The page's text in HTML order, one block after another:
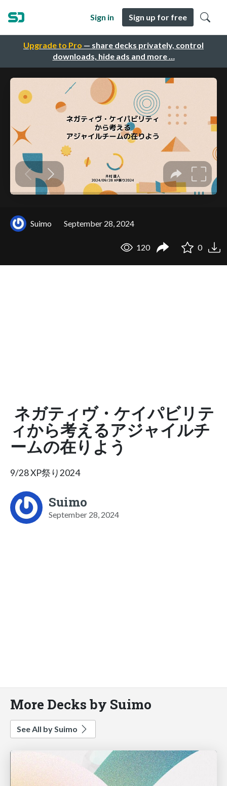
Upgrade to Pro — share decks privately, control
downloads, hide ads and more …
Sign in Sign up for free
Suimo September 28, 2024
120 0
ネガティヴ・ケイパビリテ
ィから考えるアジャイルチ
ームの在りよう
9/28 XP祭り2024
Suimo
September 28, 2024
More Decks by Suimo
See All by Suimo